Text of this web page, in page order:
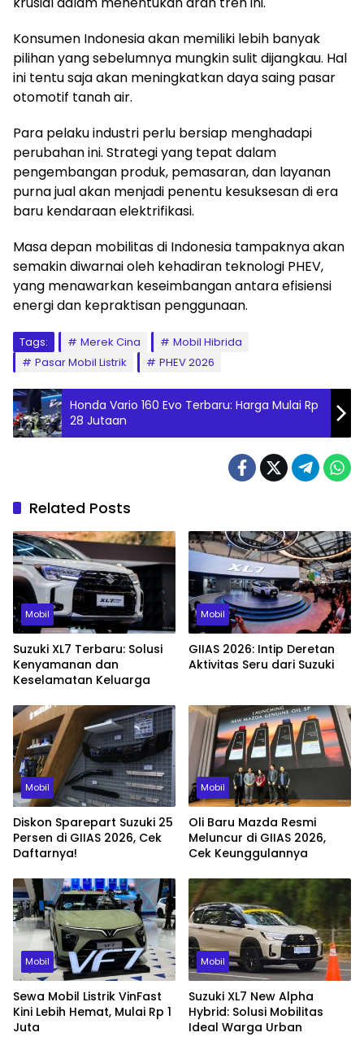
Konsumen Indonesia akan memiliki lebih banyak
pilihan yang sebelumnya mungkin sulit dijangkau. Hal
ini tentu saja akan meningkatkan daya saing pasar
otomotif tanah air.
Para pelaku industri perlu bersiap menghadapi
perubahan ini. Strategi yang tepat dalam
pengembangan produk, pemasaran, dan layanan
purna jual akan menjadi penentu kesuksesan di era
baru kendaraan elektrifikasi.
Masa depan mobilitas di Indonesia tampaknya akan
semakin diwarnai oleh kehadiran teknologi PHEV,
yang menawarkan keseimbangan antara efisiensi
energi dan kepraktisan penggunaan.
Tags: Merek Cina
Mobil Hibrida
Pasar Mobil Listrik
PHEV 2026
Honda Vario 160 Evo Terbaru: Harga Mulai Rp
28 Jutaan
Related Posts
Mobil
Suzuki XL7 Terbaru: Solusi
Kenyamanan dan
Keselamatan Keluarga
Mobil
GIIAS 2026: Intip Deretan
Aktivitas Seru dari Suzuki
Mobil
Diskon Sparepart Suzuki 25
Persen di GIIAS 2026, Cek
Daftarnya!
Mobil
Oli Baru Mazda Resmi
Meluncur di GIIAS 2026,
Cek Keunggulannya
Mobil
Sewa Mobil Listrik VinFast
Kini Lebih Hemat, Mulai Rp 1
Juta
Mobil
Suzuki XL7 New Alpha
Hybrid: Solusi Mobilitas
Ideal Warga Urban